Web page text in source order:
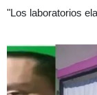
"Los laboratorios